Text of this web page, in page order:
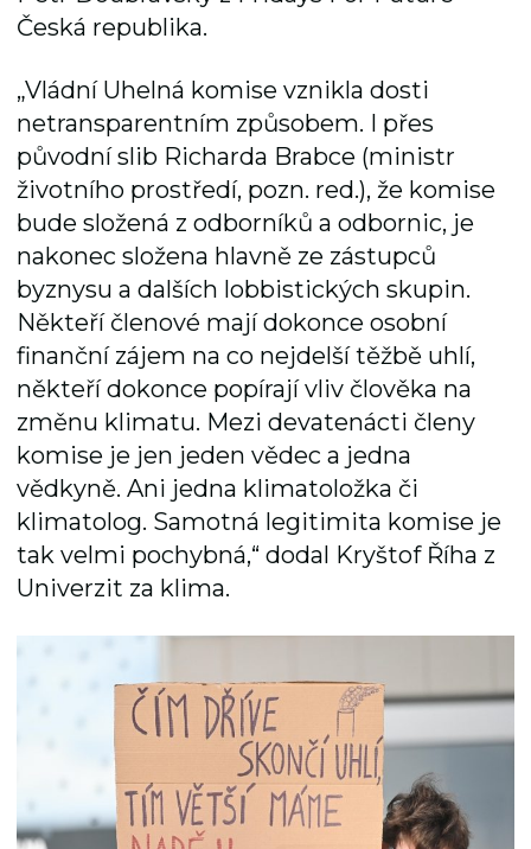
Česká republika.
„Vládní Uhelná komise vznikla dosti
netransparentním způsobem. I přes
původní slib Richarda Brabce (ministr
životního prostředí, pozn. red.), že komise
bude složená z odborníků a odbornic, je
nakonec složena hlavně ze zástupců
byznysu a dalších lobbistických skupin.
Někteří členové mají dokonce osobní
finanční zájem na co nejdelší těžbě uhlí,
někteří dokonce popírají vliv člověka na
změnu klimatu. Mezi devatenácti členy
komise je jen jeden vědec a jedna
vědkyně. Ani jedna klimatoložka či
klimatolog. Samotná legitimita komise je
tak velmi pochybná,“ dodal Kryštof Říha z
Univerzit za klima.